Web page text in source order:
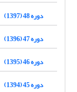
دوره 48 (1397)
دوره 47 (1396)
دوره 46 (1395)
دوره 45 (1394)